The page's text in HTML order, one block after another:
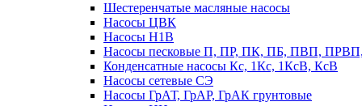
Шестеренчатые масляные насосы
Насосы ЦВК
Насосы Н1В
Насосы песковые П, ПР, ПК, ПБ, ПВП,
Конденсатные насосы Кс, 1Кс, 1КсВ, КсВ
Насосы сетевые СЭ
Насосы ГрАТ, ГрАР, ГрАК грунтовые